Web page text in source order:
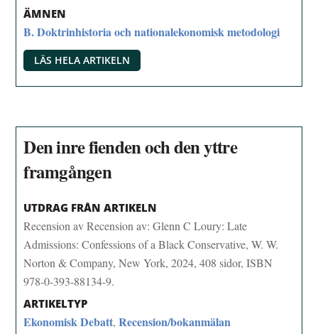
ÄMNEN
B. Doktrinhistoria och nationalekonomisk metodologi
LÄS HELA ARTIKELN
Den inre fienden och den yttre
framgången
UTDRAG FRÅN ARTIKELN
Recension av Recension av: Glenn C Loury: Late
Admissions: Confessions of a Black Conservative, W. W.
Norton & Company, New York, 2024, 408 sidor, ISBN
978-0-393-88134-9.
ARTIKELTYP
Ekonomisk Debatt,Recension/bokanmälan